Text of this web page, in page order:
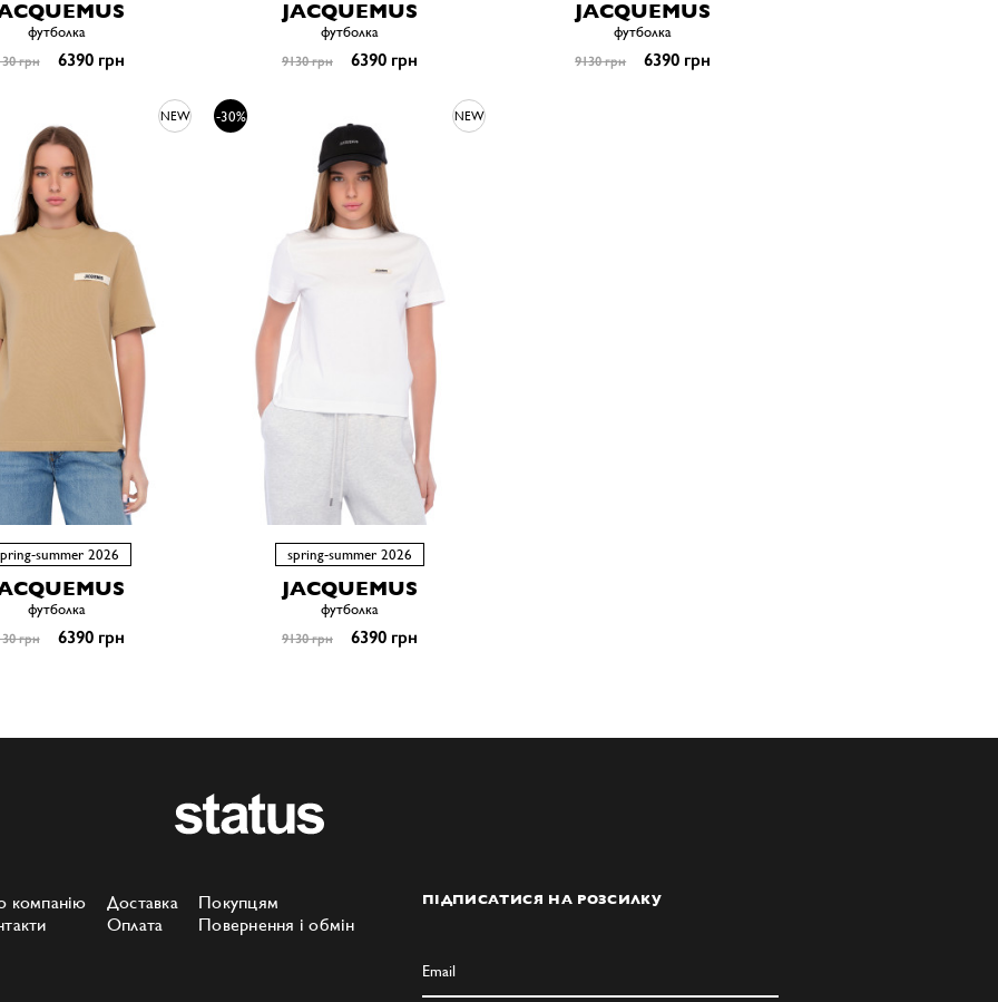
футболка
грн 6390 грн
JACQUEMUS
футболка
9130 грн 6390 грн
JACQUEMUS
футболка
9130 грн 6390 грн
NEW
summer 2026
футболка
грн 6390 грн
-30% NEW
spring-summer 2026
JACQUEMUS
футболка
9130 грн 6390 грн
ПІДПИСАТИСЯ НА РОЗСИЛКУ
компанію
Доставка
Оплата
Покупцям
Повернення і обмін